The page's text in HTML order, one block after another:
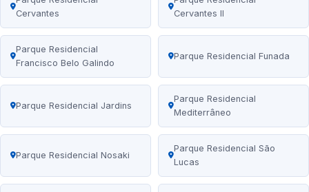
Cervantes
Cervantes II
Parque Residencial
Francisco Belo Galindo
Parque Residencial Funada
Parque Residencial Jardins
Parque Residencial
Mediterrâneo
Parque Residencial Nosaki
Parque Residencial São
Lucas